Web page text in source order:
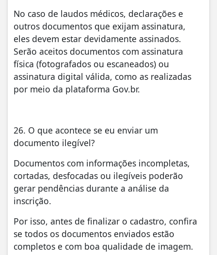
No caso de laudos médicos, declarações e
outros documentos que exijam assinatura,
eles devem estar devidamente assinados.
Serão aceitos documentos com assinatura
física (fotografados ou escaneados) ou
assinatura digital válida, como as realizadas
por meio da plataforma Gov.br.
26. O que acontece se eu enviar um
documento ilegível?
Documentos com informações incompletas,
cortadas, desfocadas ou ilegíveis poderão
gerar pendências durante a análise da
inscrição.
Por isso, antes de finalizar o cadastro, confira
se todos os documentos enviados estão
completos e com boa qualidade de imagem.